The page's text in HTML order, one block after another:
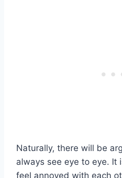
Naturally, there will be
always see eye to eye. It
feel annoyed with each